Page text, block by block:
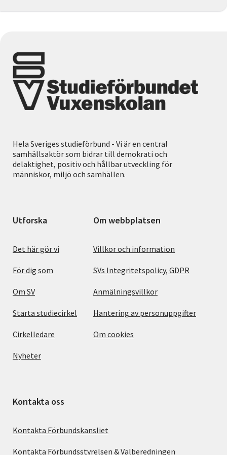
Hela Sveriges studieförbund - Vi är en central
samhällsaktör som bidrar till demokrati och
delaktighet, positiv och hållbar utveckling för
människor, miljö och samhällen.
Utforska
Det här gör vi
För dig som
Om SV
Starta studiecirkel
Cirkelledare
Nyheter
Om webbplatsen
Villkor och information
SVs Integritetspolicy, GDPR
Anmälningsvillkor
Hantering av personuppgifter
Om cookies
Kontakta oss
Kontakta Förbundskansliet
Kontakta Förbundsstyrelsen & Valberedningen